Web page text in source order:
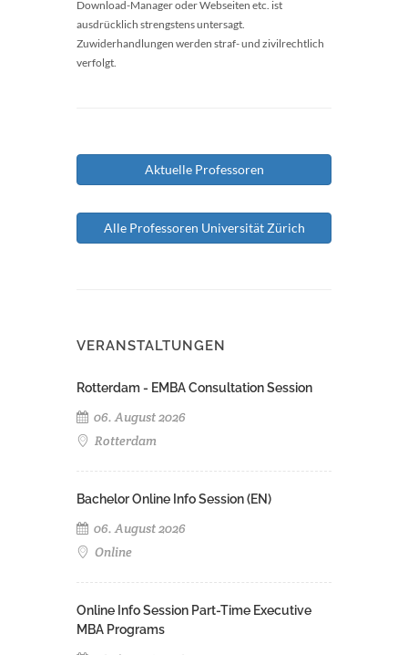
Download-Manager oder Webseiten etc. ist
ausdrücklich strengstens untersagt.
Zuwiderhandlungen werden straf- und zivilrechtlich
verfolgt.
Aktuelle Professoren
Alle Professoren Universität Zürich
VERANSTALTUNGEN
Rotterdam - EMBA Consultation Session
06. August 2026
Rotterdam
Bachelor Online Info Session (EN)
06. August 2026
Online
Online Info Session Part-Time Executive
MBA Programs